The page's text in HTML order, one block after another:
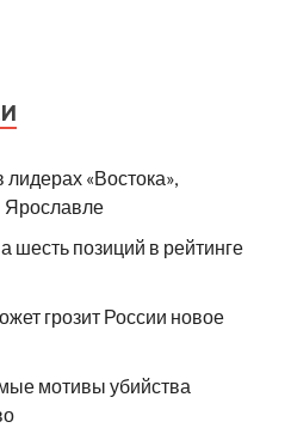
лидерах «Востока»,
Ярославле
шесть позиций в рейтинге
грозит России новое
мотивы убийства